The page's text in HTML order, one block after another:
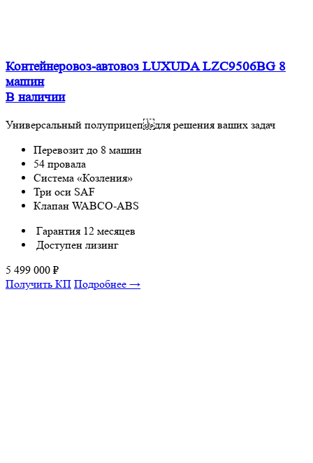
Контейнеровоз-автовоз LUXUDA LZC9506BG 8
машин
В наличии
Универсальный полуприцеп для решения ваших задач
Перевозит до 8 машин
54 провала
Система «Козления»
Три оси SAF
Клапан WABCO-ABS
Гарантия 12 месяцев
Доступен лизинг
5 499 000 ₽
Получить КП Подробнее →